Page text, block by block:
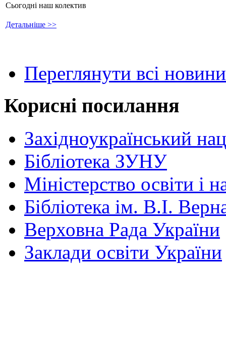
Сьогодні наш колектив
Детальніше >>
Переглянути всі новини
Корисні посилання
Західноукраїнський
Бібліотека ЗУНУ
Міністерство освіти і
Бібліотека ім. В.І.
Верховна Рада України
Заклади освіти України